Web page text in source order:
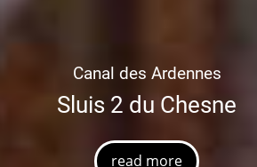
Canal des Ardennes
Sluis 2 du Chesne
read more